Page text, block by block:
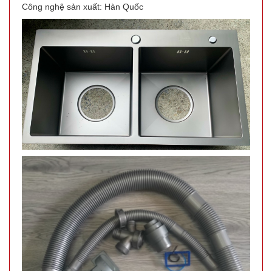
Công nghệ sản xuất: Hàn Quốc